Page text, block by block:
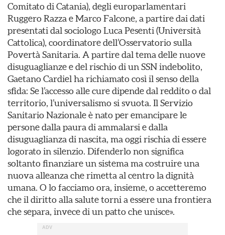
Comitato di Catania), degli europarlamentari
Ruggero Razza e Marco Falcone, a partire dai dati
presentati dal sociologo Luca Pesenti (Università
Cattolica), coordinatore dell’Osservatorio sulla
Povertà Sanitaria. A partire dal tema delle nuove
disuguaglianze e del rischio di un SSN indebolito,
Gaetano Cardiel ha richiamato così il senso della
sfida: Se l’accesso alle cure dipende dal reddito o dal
territorio, l’universalismo si svuota. Il Servizio
Sanitario Nazionale è nato per emancipare le
persone dalla paura di ammalarsi e dalla
disuguaglianza di nascita, ma oggi rischia di essere
logorato in silenzio. Difenderlo non significa
soltanto finanziare un sistema ma costruire una
nuova alleanza che rimetta al centro la dignità
umana. O lo facciamo ora, insieme, o accetteremo
che il diritto alla salute torni a essere una frontiera
che separa, invece di un patto che unisce».